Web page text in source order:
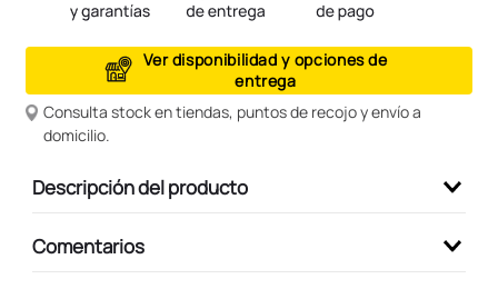
Ver disponibilidad y opciones de
entrega
Consulta stock en tiendas, puntos de recojo y envío a
domicilio.
Descripción del producto
Comentarios
stitch
9.
peluche
kuromi